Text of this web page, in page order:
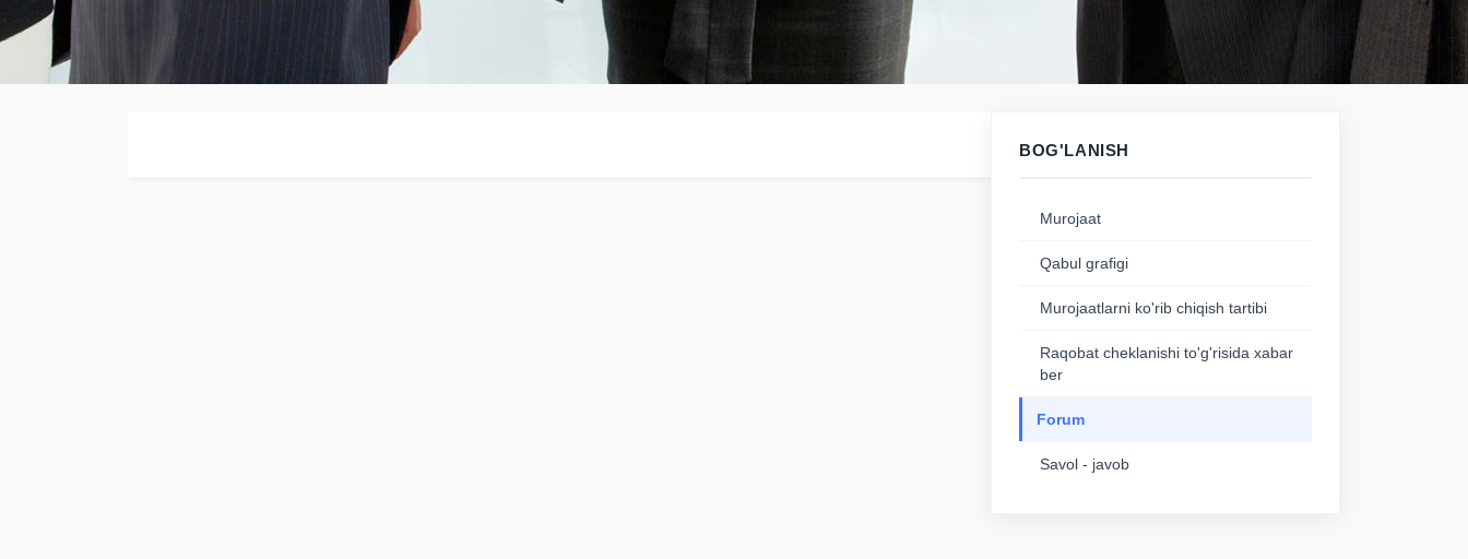
BOG'LANISH
Murojaat
Qabul grafigi
Murojaatlarni ko'rib chiqish tartibi
Raqobat cheklanishi to'g'risida xabar
ber
Forum
Savol - javob